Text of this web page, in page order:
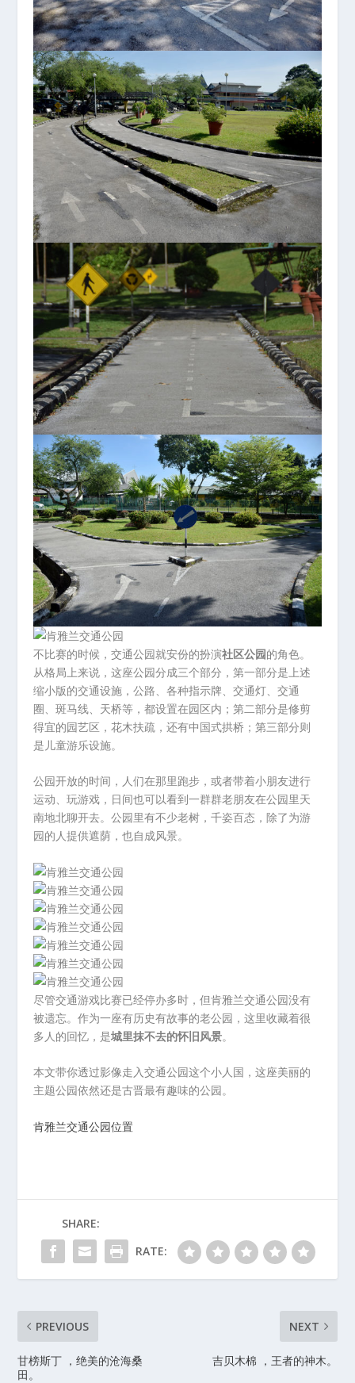
不比赛的时候，交通公园就安份的扮演社区公园的角色。
从格局上来说，这座公园分成三个部分，第一部分是上述
缩小版的交通设施，公路、各种指示牌、交通灯、交通
圈、斑马线、天桥等，都设置在园区内；第二部分是修剪
得宜的园艺区，花木扶疏，还有中国式拱桥；第三部分则
是儿童游乐设施。
公园开放的时间，人们在那里跑步，或者带着小朋友进行
运动、玩游戏，日间也可以看到一群群老朋友在公园里天
南地北聊开去。公园里有不少老树，千姿百态，除了为游
园的人提供遮荫，也自成风景。
尽管交通游戏比赛已经停办多时，但肯雅兰交通公园没有
被遗忘。作为一座有历史有故事的老公园，这里收藏着很
多人的回忆，是城里抹不去的怀旧风景。
本文带你透过影像走入交通公园这个小人国，这座美丽的
主题公园依然还是古晋最有趣味的公园。
肯雅兰交通公园位置
SHARE:
RATE:
PREVIOUS
甘榜斯丁 ，绝美的沧海桑
田。
NEXT
吉贝木棉 ，王者的神木。